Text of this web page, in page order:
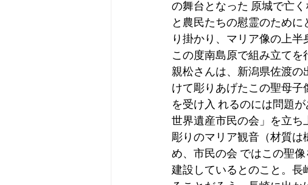
の舞台となった 原城で亡
と農民たちの慰霊のため
り掛かり、マリア像の上
この度南島原で組み立てを
親松さんは、新潟県佐渡の
けて彫りあげたこの聖母
を受け入 れるのには問題
世界遺産市民の会」を立
彫りのマリア観音（材質は
め、市民の会 ではこの聖
建設しているとのこと。